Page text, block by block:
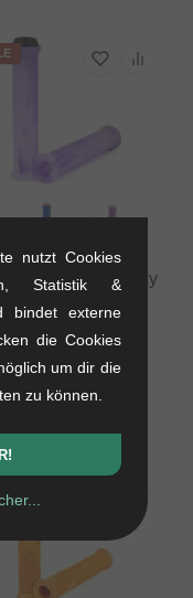
Conspiracy
5.00EUR
- 40 %
nutzt Cookies
Statistik &
bindet externe
die Cookies
um dir die
zu können.